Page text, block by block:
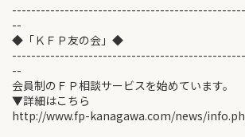
--
◆「ＫＦＰ友の会」◆
--
会員制のＦＰ相談サービスを始めています。
▼詳細はこちら
http://www.fp-kanagawa.com/news/